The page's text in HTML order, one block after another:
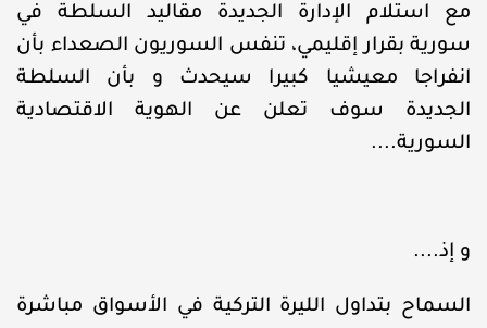
مع استلام الإدارة الجديدة مقاليد السلطة في
سورية بقرار إقليمي، تنفس السوريون الصعداء بأن
انفراجا معيشيا كبيرا سيحدث و بأن السلطة
الجديدة سوف تعلن عن الهوية الاقتصادية
السورية....
و إذ....
السماح بتداول الليرة التركية في الأسواق مباشرة